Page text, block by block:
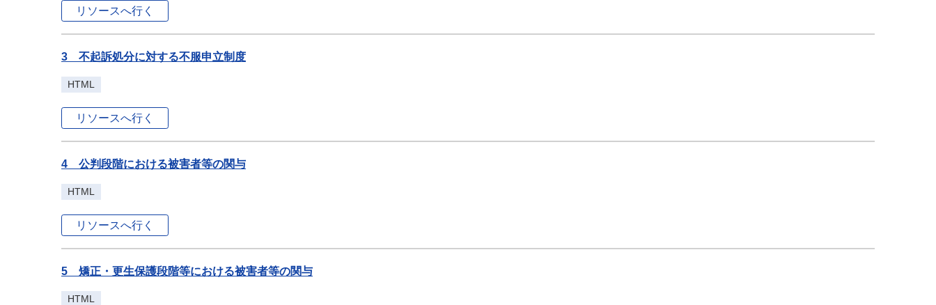
リソースへ行く
3 不起訴処分に対する不服申立制度
HTML
リソースへ行く
4 公判段階における被害者等の関与
HTML
リソースへ行く
5 矯正・更生保護段階等における被害者等の関与
HTML